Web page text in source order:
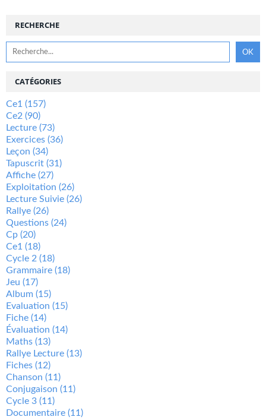
RECHERCHE
CATÉGORIES
Ce1 (157)
Ce2 (90)
Lecture (73)
Exercices (36)
Leçon (34)
Tapuscrit (31)
Affiche (27)
Exploitation (26)
Lecture Suivie (26)
Rallye (26)
Questions (24)
Cp (20)
Ce1 (18)
Cycle 2 (18)
Grammaire (18)
Jeu (17)
Album (15)
Evaluation (15)
Fiche (14)
Évaluation (14)
Maths (13)
Rallye Lecture (13)
Fiches (12)
Chanson (11)
Conjugaison (11)
Cycle 3 (11)
Documentaire (11)